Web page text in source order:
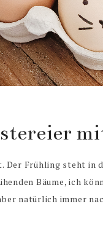
Der Frühling steht in
Bäume, ich
natürlich immer